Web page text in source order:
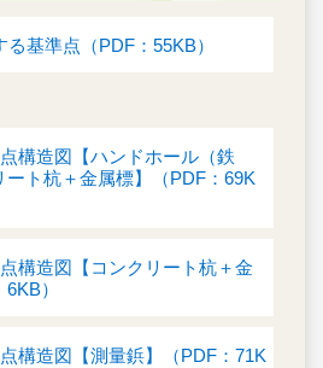
基準点（PDF：55KB）
点構造図【ハンドホール（鉄
ート杭＋金属標】（PDF：69K
点構造図【コンクリート杭＋金
）
点構造図【測量鋲】（PDF：71K